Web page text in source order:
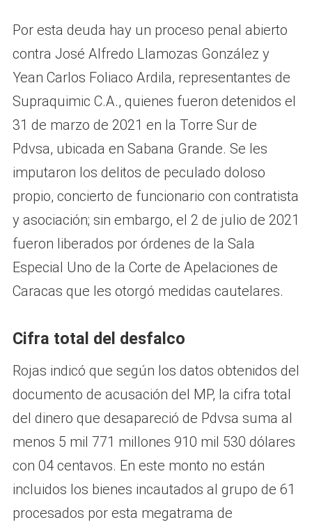
Por esta deuda hay un proceso penal abierto
contra José Alfredo Llamozas González y
Yean Carlos Foliaco Ardila, representantes de
Supraquimic C.A., quienes fueron detenidos el
31 de marzo de 2021 en la Torre Sur de
Pdvsa, ubicada en Sabana Grande. Se les
imputaron los delitos de peculado doloso
propio, concierto de funcionario con contratista
y asociación; sin embargo, el 2 de julio de 2021
fueron liberados por órdenes de la Sala
Especial Uno de la Corte de Apelaciones de
Caracas que les otorgó medidas cautelares.
Cifra total del desfalco
Rojas indicó que según los datos obtenidos del
documento de acusación del MP, la cifra total
del dinero que desapareció de Pdvsa suma al
menos 5 mil 771 millones 910 mil 530 dólares
con 04 centavos. En este monto no están
incluidos los bienes incautados al grupo de 61
procesados por esta megatrama de